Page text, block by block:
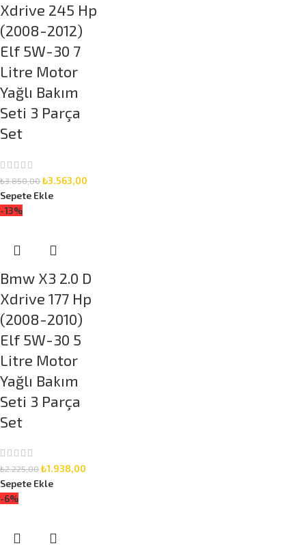
Xdrive 245 Hp
(2008-2012)
Elf 5W-30 7
Litre Motor
Yağlı Bakım
Seti 3 Parça
Set
₺3.850,00₺3.563,00
Sepete Ekle
-13%
Bmw X3 2.0 D
Xdrive 177 Hp
(2008-2010)
Elf 5W-30 5
Litre Motor
Yağlı Bakım
Seti 3 Parça
Set
₺2.225,00₺1.938,00
Sepete Ekle
-6%